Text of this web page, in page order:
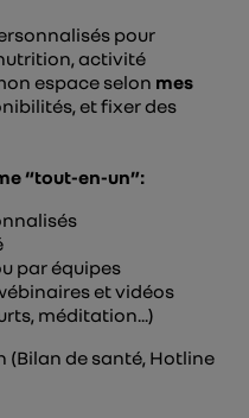
pour
activité
espace selon mes
et fixer des
“tout-en-un”:
par équipes
et vidéos
méditation...)
(Bilan de santé, Hotline